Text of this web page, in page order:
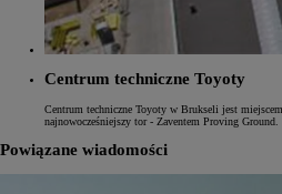
Corolla Hatchback
HYBRID
Centrum techniczne Toyoty
Centrum techniczne Toyoty w Brukseli jest
najnowocześniejszy tor - Zaventem Proving Ground.
Powiązane wiadomości